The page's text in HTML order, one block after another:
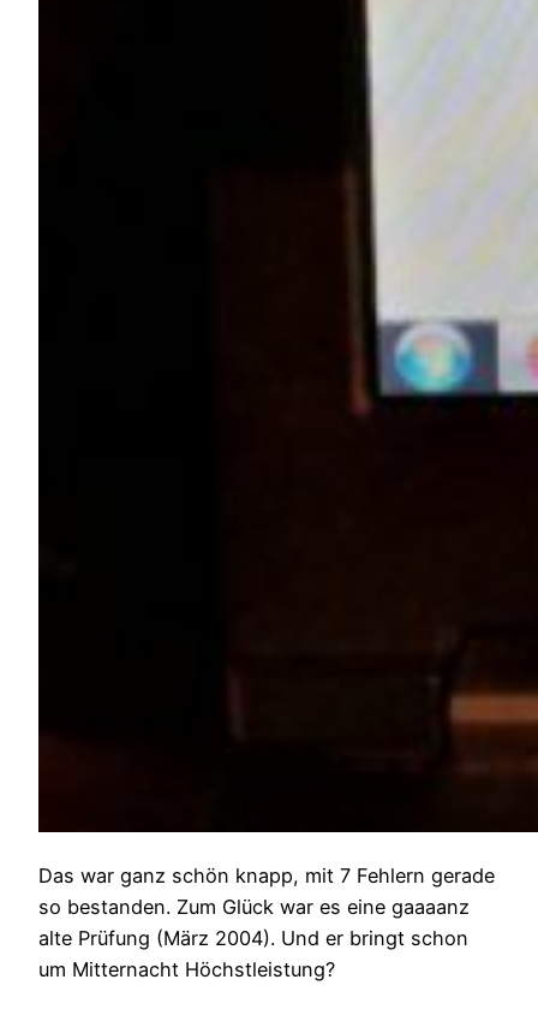
Das war ganz schön knapp, mit 7 Fehlern gerade
so bestanden. Zum Glück war es eine gaaaanz
alte Prüfung (März 2004). Und er bringt schon
um Mitternacht Höchstleistung?